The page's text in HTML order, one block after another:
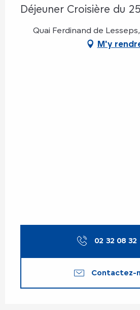
Déjeuner Croisière du
Quai Ferdinand de
M'y
02 32 08 32
Contactez-